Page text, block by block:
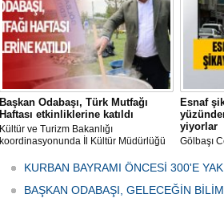
Başkan Odabaşı, Türk Mutfağı
Haftası etkinliklerine katıldı
Kültür ve Turizm Bakanlığı
koordinasyonunda İl Kültür Müdürlüğü
Haftası" etkinlikleri Ankara'da devam
Esnaf
yiyorlar
Gölbaşı
bulunan
KURBAN BAYRAMI ÖNCESİ 300'E
BAŞKAN ODABAŞI, GELECEĞİN